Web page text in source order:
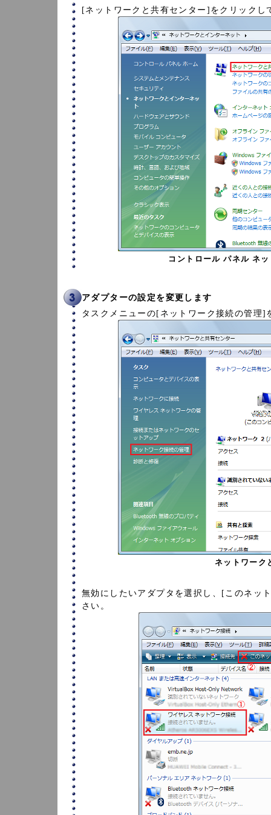
[ネットワークと共有センター]をクリックし
コントロール パネル ネ
アダプターの設定を変更します
タスクメニューの[ネットワーク接続の管理]
ネットワーク
無効にしたいアダプタを選択し、[このネッ
さい。